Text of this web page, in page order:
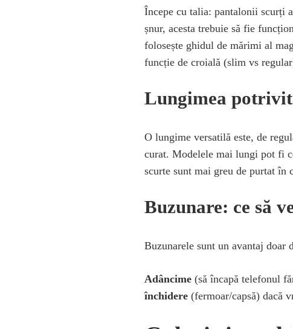
Începe cu talia: pantalonii scurți
șnur, acesta trebuie să fie
folosește ghidul de mărimi al
funcție de croială (slim vs
Lungimea
O lungime versatilă este, de
curat. Modelele mai lungi pot fi
scurte sunt mai greu de purtat în
Buzunare: ce să
Buzunarele sunt un avantaj doar
Adâncime (să încapă telefonul
închidere (fermoar/capsă) dacă